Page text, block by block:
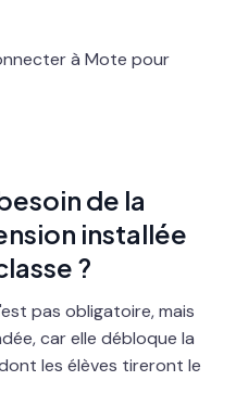
à Mote pour
de la
installée
?
pas obligatoire, mais
car elle débloque la
les élèves tireront le